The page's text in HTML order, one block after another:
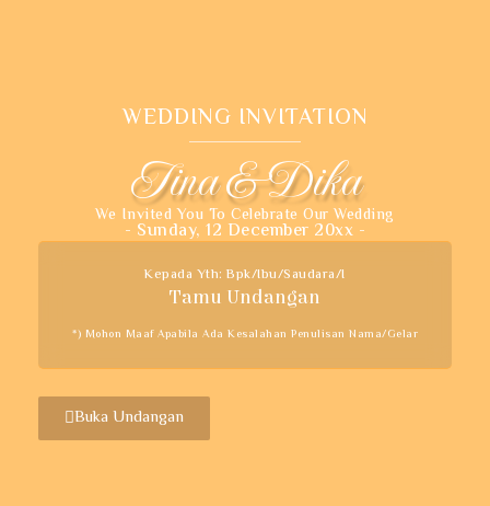
WEDDING INVITATION
Tina & Dika
We Invited You To Celebrate Our Wedding
- Sunday, 12 December 20xx -
Kepada Yth: Bpk/Ibu/Saudara/i
Tamu Undangan
*) Mohon Maaf Apabila Ada Kesalahan Penulisan Nama/gelar
Buka Undangan